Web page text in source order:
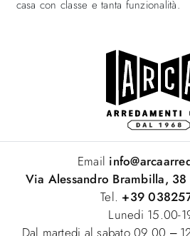
casa con classe e tanta funzionalità.
Email
Via Alessandro Brambilla, 38
Tel. +39
Lunedi 15.00-
Dal martedi al sabato 09.00 –